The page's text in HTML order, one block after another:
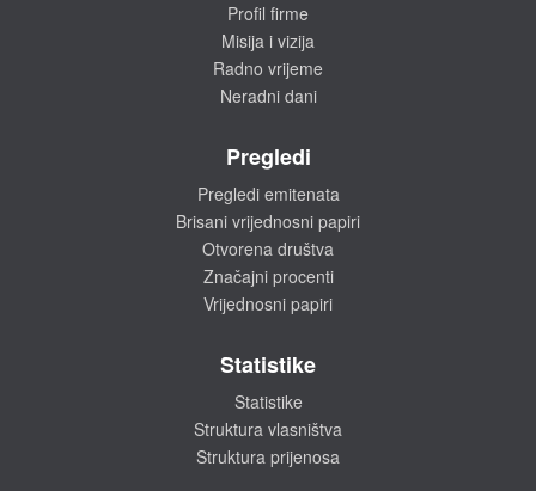
Profil firme
Misija i vizija
Radno vrijeme
Neradni dani
Pregledi
Pregledi emitenata
Brisani vrijednosni papiri
Otvorena društva
Značajni procenti
Vrijednosni papiri
Statistike
Statistike
Struktura vlasništva
Struktura prijenosa